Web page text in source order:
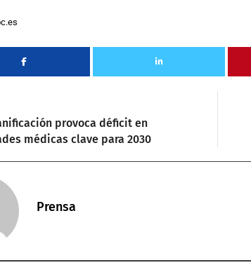
provoca déficit en
médicas clave para 2030
Prensa